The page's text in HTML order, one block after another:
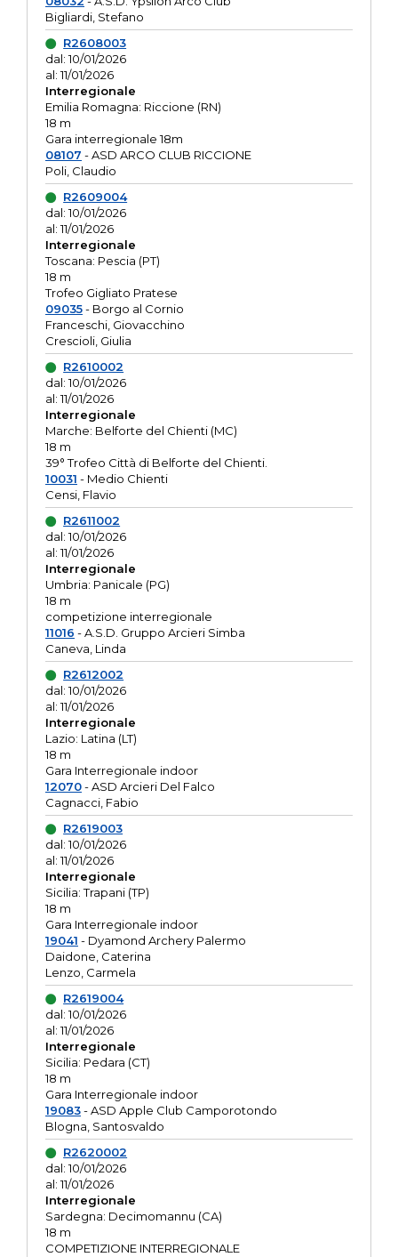
Bigliardi, Stefano
R2608003
dal: 10/01/2026
al: 11/01/2026
Interregionale
Emilia Romagna: Riccione (RN)
18 m
Gara interregionale 18m
08107 - ASD ARCO CLUB RICCIONE
Poli, Claudio
R2609004
dal: 10/01/2026
al: 11/01/2026
Interregionale
Toscana: Pescia (PT)
18 m
Trofeo Gigliato Pratese
09035- Borgo al Cornio
Franceschi, Giovacchino
Crescioli, Giulia
R2610002
dal: 10/01/2026
al: 11/01/2026
Interregionale
Marche: Belforte del Chienti (MC)
18 m
39° Trofeo Città di Belforte del Chienti.
10031 - Medio Chienti
Censi, Flavio
R2611002
dal: 10/01/2026
al: 11/01/2026
Interregionale
Umbria: Panicale (PG)
18 m
competizione interregionale
11016 - A.S.D. Gruppo Arcieri Simba
Caneva, Linda
R2612002
dal: 10/01/2026
al: 11/01/2026
Interregionale
Lazio: Latina (LT)
18 m
Gara Interregionale indoor
12070- ASD Arcieri Del Falco
Cagnacci, Fabio
R2619003
dal: 10/01/2026
al: 11/01/2026
Interregionale
Sicilia: Trapani (TP)
18 m
Gara Interregionale indoor
19041 - Dyamond Archery Palermo
Daidone, Caterina
Lenzo, Carmela
R2619004
dal: 10/01/2026
al: 11/01/2026
Interregionale
Sicilia: Pedara (CT)
18 m
Gara Interregionale indoor
19083- ASD Apple Club Camporotondo
Blogna, Santosvaldo
R2620002
dal: 10/01/2026
al: 11/01/2026
Interregionale
Sardegna: Decimomannu (CA)
18 m
COMPETIZIONE INTERREGIONALE